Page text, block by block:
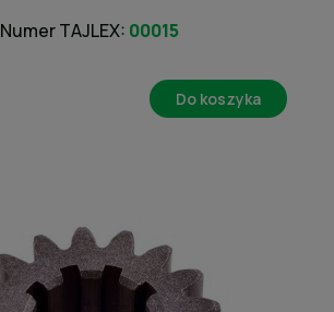
Numer TAJLEX: 00015
Do koszyka